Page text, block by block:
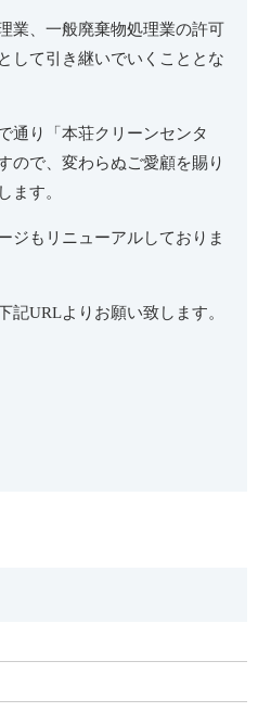
業、一般廃棄物処理業の許可
して引き継いでいくこととな
通り「本荘クリーンセンタ
ので、変わらぬご愛顧を賜り
ます。
ジもリニューアルしておりま
記URLよりお願い致します。